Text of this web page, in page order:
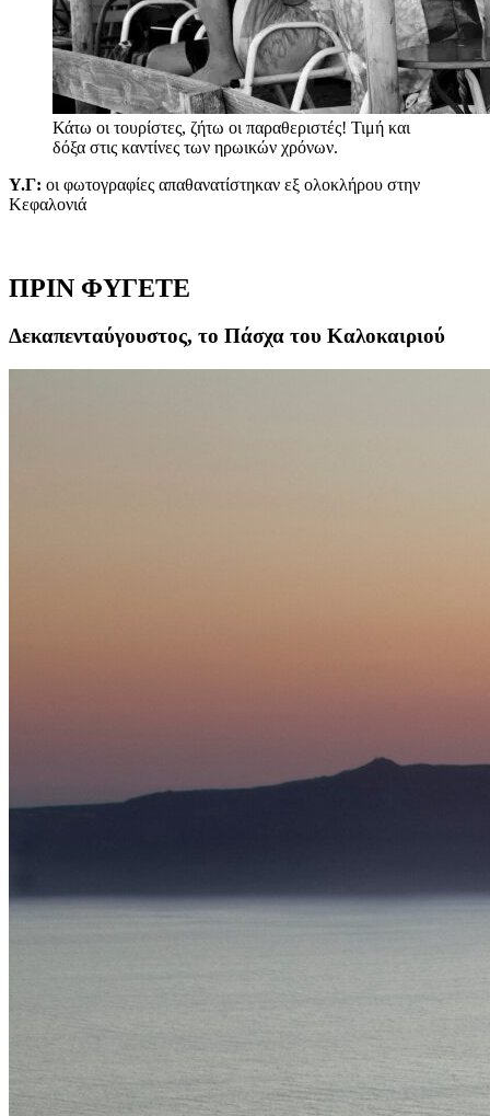
Κάτω οι τουρίστες, ζήτω οι παραθεριστές! Τιμή και
δόξα στις καντίνες των ηρωικών χρόνων.
Υ.Γ: οι φωτογραφίες απαθανατίστηκαν εξ ολοκλήρου στην
Κεφαλονιά
ΠΡΙΝ ΦΥΓΕΤΕ
Δεκαπενταύγουστος, το Πάσχα του Καλοκαιριού